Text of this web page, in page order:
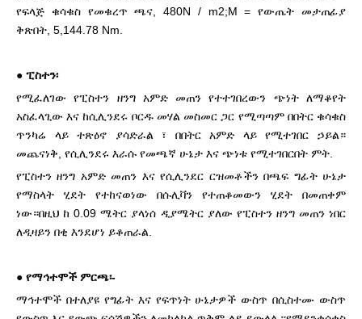
የፍላጅ ቁሳቁስ የመቁረጥ ጫና, 480N / m2;M = የውጤት መታጠፊያ
ቅጽበት, 5,144.78 Nm.
● ፒስተን፡
የሚፈለገው የፒስተን ዘንግ አምድ መጠን የተተገበረውን ጭነት ለማቆየት
አስፈላጊው እና ከሲሊንደሩ ቦርዱ መሃል መስመር ጋር የሚጣጣም በበትር ቁሳቁስ
ጥንካሬ ላይ ተጽዕኖ ያሳድራል ፣ በበትር አምድ ላይ የሚተገበር ኃይል።
መጨናነቅ, የሲሊንደሩ እራሱ የመጫኛ ሁኔታ እና ጭነቱ የሚተገበርበት ምት.
የፒስተን ዘንግ አምድ መጠን እና የሲሊንደር ርዝመቶችን በጫፍ ግፊት ሁኔታ
የማስላት ሂደት የተከናወነው በሱሊቫን የተጠቆመውን ሂደት በመጠቀም
ነው።በዚህ ከ 0.09 ሜትር ያላነሰ ዲያሜትር ያለው የፒስተን ዘንግ መጠን ነበር
ለዲዛይን በቂ እንደሆነ ይቆጠራል.
● የማኅተሞች ምርጫ፡-
ማኅተሞች በተለያዩ የግፊት እና የፍጥነት ሁኔታዎች ውስጥ በሲስተሙ ውስጥ